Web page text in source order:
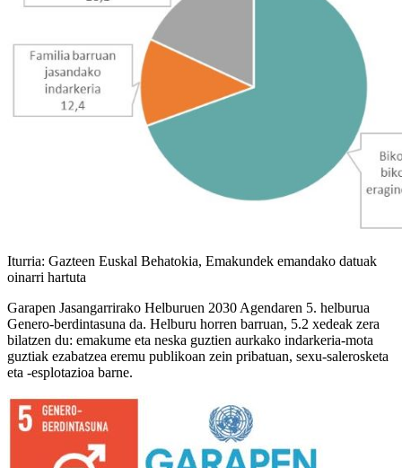
Iturria: Gazteen Euskal Behatokia, Emakundek emandako datuak
oinarri hartuta
Garapen Jasangarrirako Helburuen 2030 Agendaren 5. helburua
Genero-berdintasuna da. Helburu horren barruan, 5.2 xedeak zera
bilatzen du: emakume eta neska guztien aurkako indarkeria-mota
guztiak ezabatzea eremu publikoan zein pribatuan, sexu-salerosketa
eta -esplotazioa barne.